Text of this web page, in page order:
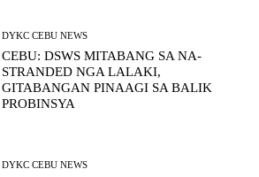
DYKC CEBU NEWS
CEBU: DSWS MITABANG SA NA-
STRANDED NGA LALAKI,
GITABANGAN PINAAGI SA BALIK
PROBINSYA
DYKC CEBU NEWS